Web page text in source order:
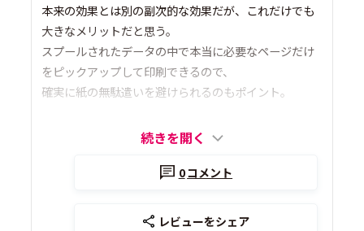
本来の効果とは別の副次的な効果だが、これだけでも
大きなメリットだと思う。
スプールされたデータの中で本当に必要なページだけ
をピックアップして印刷できるので、
確実に紙の無駄遣いを避けられるのもポイント。
続きを開く
0コメント
レビューをシェア